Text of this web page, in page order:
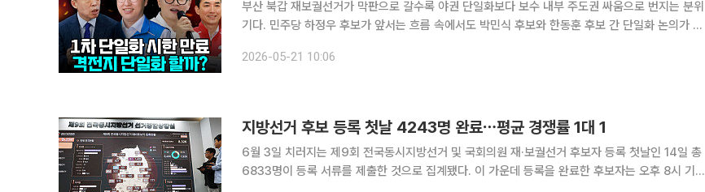
부산 북갑 재보궐선거가 막판으로 갈수록 야권 단일화보다 보수 내부 주도권 싸움으로 번지는 분위
기다. 민주당 하정우 후보가 앞서는 흐름 속에서도 박민식 후보와 한동훈 후보 간 단일화 논의가 진
2026-05-21 10:06
지방선거 후보 등록 첫날 4243명 완료⋯평균 경쟁률 1대 1
6월 3일 치러지는 제9회 전국동시지방선거 및 국회의원 재·보궐선거 후보자 등록 첫날인 14일 총
6833명이 등록 서류를 제출한 것으로 집계됐다. 이 가운데 등록을 완료한 후보자는 오후 8시 기준